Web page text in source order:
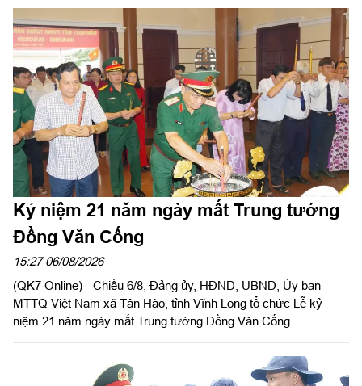
đạo hội nghị.
Kỷ niệm 21 năm ngày mất Trung tướng
Đồng Văn Cống
15:27 06/08/2026
(QK7 Online) - Chiều 6/8, Đảng ủy, HĐND, UBND, Ủy ban
MTTQ Việt Nam xã Tân Hào, tỉnh Vĩnh Long tổ chức Lễ kỷ
niệm 21 năm ngày mất Trung tướng Đồng Văn Cống.